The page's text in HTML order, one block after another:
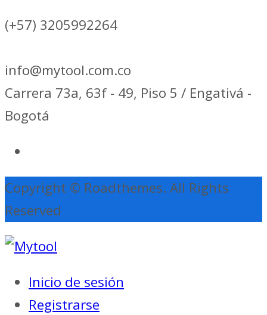
(+57) 3205992264
info@mytool.com.co
Carrera 73a, 63f - 49, Piso 5 / Engativá -
Bogotá
Copyright © Roadthemes. All Rights
Reserved
Inicio de sesión
Registrarse